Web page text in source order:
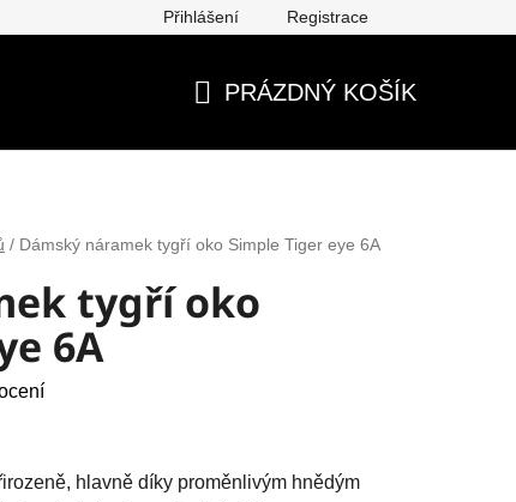
vrácení, reklamace Obchodní podmínky
Přihlášení Registrace
PRÁZDNÝ KOŠÍK
/ Dámský náramek tygří oko Simple Tiger eye 6A
tygří oko
6A
hlavně díky proměnlivým hnědým